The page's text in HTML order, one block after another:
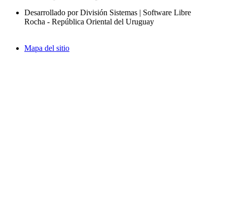
Desarrollado por División Sistemas | Software Libre
Rocha - República Oriental del Uruguay
Mapa del sitio